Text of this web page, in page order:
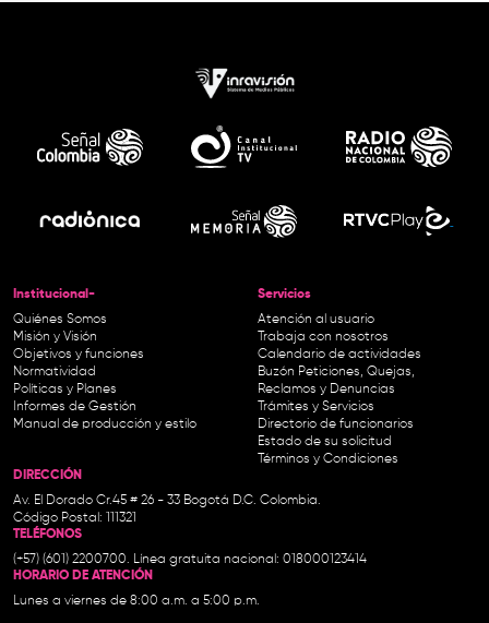
Institucional-
Quiénes Somos
Misión y Visión
Objetivos y funciones
Normatividad
Políticas y Planes
Informes de Gestión
Manual de producción y estilo
Servicios
Atención al usuario
Trabaja con nosotros
Calendario de actividades
Buzón Peticiones, Quejas,
Reclamos y Denuncias
Trámites y Servicios
Directorio de funcionarios
Estado de su solicitud
Términos y Condiciones
DIRECCIÓN
Av. El Dorado Cr.45 # 26 - 33 Bogotá D.C. Colombia.
Código Postal: 111321
TELÉFONOS
(+57) (601) 2200700. Línea gratuita nacional: 018000123414
HORARIO DE ATENCIÓN
Lunes a viernes de 8:00 a.m. a 5:00 p.m.